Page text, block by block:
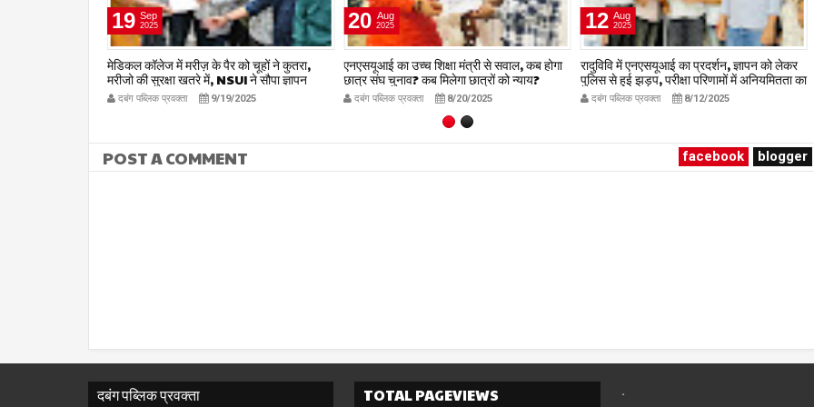
19 Sep
2025
मेडिकल कॉलेज में मरीज़ के पैर को चूहों ने कुतरा,
मरीजो की सुरक्षा खतरे में, NSUI ने सौपा ज्ञापन
दबंग पब्लिक प्रवक्ता 9/19/2025
20 Aug
2025
एनएसयूआई का उच्च शिक्षा मंत्री से सवाल, कब होगा
छात्र संघ चुनाव? कब मिलेगा छात्रों को न्याय?
दबंग पब्लिक प्रवक्ता 8/20/2025
12 Aug
2025
रादुविवि में एनएसयूआई का प्रदर्शन, ज्ञापन को लेकर
पुलिस से हुई झड़प, परीक्षा परिणामों में अनियमितता का
आरोप
दबंग पब्लिक प्रवक्ता 8/12/2025
POST A COMMENT facebook blogger
दबंग पब्लिक प्रवक्ता TOTAL PAGEVIEWS .